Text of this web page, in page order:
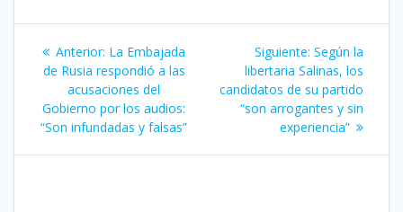
Navegación
de
entradas
Anterior: Entrada
anterior:
La Embajada
de Rusia respondió a las
acusaciones del
Gobierno por los audios:
“Son infundadas y falsas”
Siguiente: Siguiente
entrada:
Según la
libertaria Salinas, los
candidatos de su partido
“son arrogantes y sin
experiencia”